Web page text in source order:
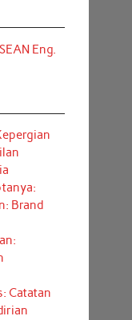
Eng.
Brand
Catatan